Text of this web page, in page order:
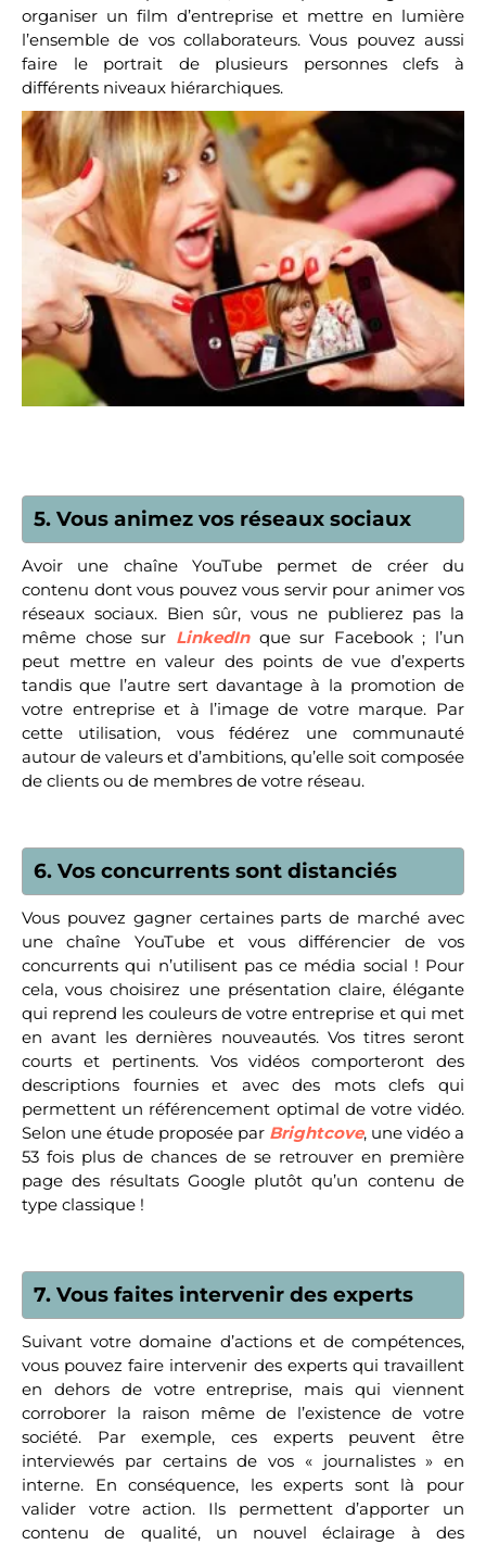
organiser un film d’entreprise et mettre en lumière
l’ensemble de vos collaborateurs. Vous pouvez aussi
faire le portrait de plusieurs personnes clefs à
différents niveaux hiérarchiques.
5. Vous animez vos réseaux sociaux
Avoir une chaîne YouTube permet de créer du
contenu dont vous pouvez vous servir pour animer vos
réseaux sociaux. Bien sûr, vous ne publierez pas la
même chose sur LinkedInque sur Facebook ; l’un
peut mettre en valeur des points de vue d’experts
tandis que l’autre sert davantage à la promotion de
votre entreprise et à l’image de votre marque. Par
cette utilisation, vous fédérez une communauté
autour de valeurs et d’ambitions, qu’elle soit composée
de clients ou de membres de votre réseau.
6. Vos concurrents sont distanciés
Vous pouvez gagner certaines parts de marché avec
une chaîne YouTube et vous différencier de vos
concurrents qui n’utilisent pas ce média social ! Pour
cela, vous choisirez une présentation claire, élégante
qui reprend les couleurs de votre entreprise et qui met
en avant les dernières nouveautés. Vos titres seront
courts et pertinents. Vos vidéos comporteront des
descriptions fournies et avec des mots clefs qui
permettent un référencement optimal de votre vidéo.
Selon une étude proposée par Brightcove, une vidéo a
53 fois plus de chances de se retrouver en première
page des résultats Google plutôt qu’un contenu de
type classique !
7. Vous faites intervenir des experts
Suivant votre domaine d’actions et de compétences,
vous pouvez faire intervenir des experts qui travaillent
en dehors de votre entreprise, mais qui viennent
corroborer la raison même de l’existence de votre
société. Par exemple, ces experts peuvent être
interviewés par certains de vos « journalistes » en
interne. En conséquence, les experts sont là pour
valider votre action. Ils permettent d’apporter un
contenu de qualité, un nouvel éclairage à des